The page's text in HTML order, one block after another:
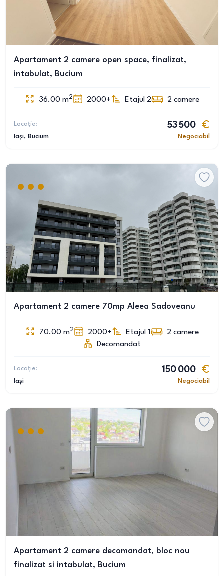
Apartament 2 camere open space, finalizat,
intabulat, Bucium
36.00 m2 2000+ Etajul 2 2 camere
Locație:
Iași, Bucium
53 500
Negociabil
Apartament 2 camere 70mp Aleea Sadoveanu
70.00 m2 2000+ Etajul 1 2 camere
Decomandat
Locație:
Iași
150 000
Negociabil
Apartament 2 camere decomandat, bloc nou
finalizat si intabulat, Bucium